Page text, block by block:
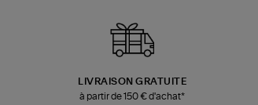
LIVRAISON GRATUITE
à partir de 150 € d'achat*